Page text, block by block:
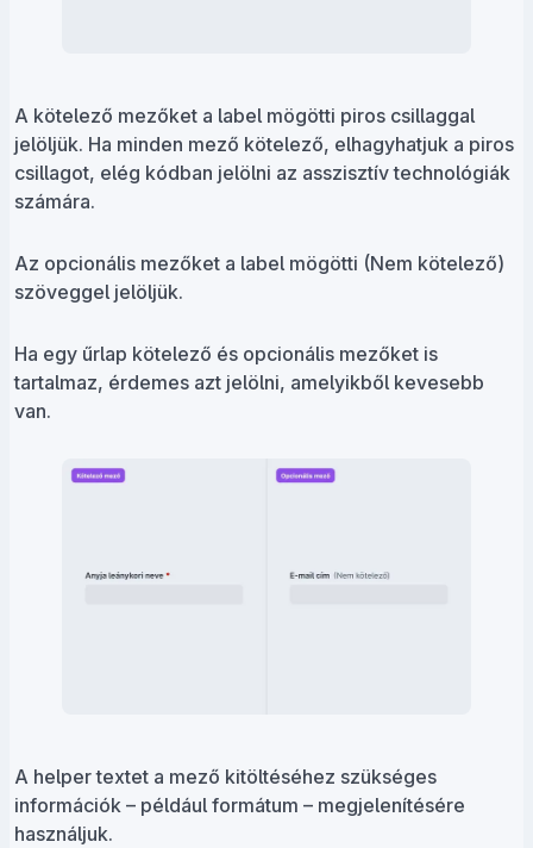
A kötelező mezőket a label mögötti piros csillaggal
jelöljük. Ha minden mező kötelező, elhagyhatjuk a piros
csillagot, elég kódban jelölni az asszisztív technológiák
számára.
Az opcionális mezőket a label mögötti (Nem kötelező)
szöveggel jelöljük.
Ha egy űrlap kötelező és opcionális mezőket is
tartalmaz, érdemes azt jelölni, amelyikből kevesebb
van.
A helper textet a mező kitöltéséhez szükséges
információk – például formátum – megjelenítésére
használjuk.